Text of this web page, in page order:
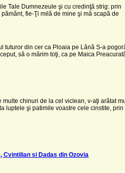
Tale Dumnezeule şi cu credinţă strig: prin
fie-Ţi milă de mine şi mă scapă de
tuturor din cer ca Ploaia pe Lână S-a
să o mărim toţi, ca pe Maica
chinuri de la cel viclean, v-aţi arătat
luptele şi patimile voastre cele cinstite, prin
Cvintilian si Dadas din Ozovia